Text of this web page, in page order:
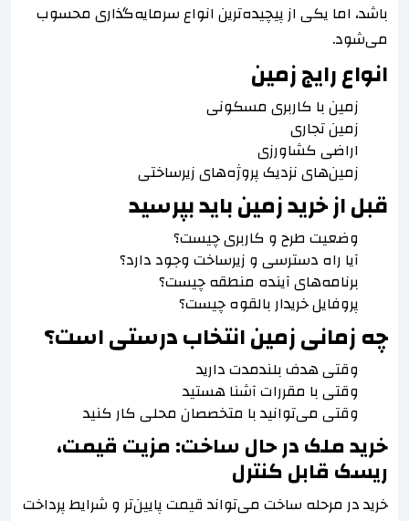
باشد، اما یکی از پیچیده‌ترین انواع سرمایه‌گذاری محسوب
می‌شود.
انواع رایج زمین
زمین با کاربری مسکونی
زمین تجاری
اراضی کشاورزی
زمین‌های نزدیک پروژه‌های زیرساختی
قبل از خرید زمین باید بپرسید
وضعیت طرح و کاربری چیست؟
آیا راه دسترسی و زیرساخت وجود دارد؟
برنامه‌های آینده منطقه چیست؟
پروفایل خریدار بالقوه چیست؟
چه زمانی زمین انتخاب درستی است؟
وقتی هدف بلندمدت دارید
وقتی با مقررات آشنا هستید
وقتی می‌توانید با متخصصان محلی کار کنید
خرید ملک در حال ساخت: مزیت قیمت،
ریسک قابل کنترل
خرید در مرحله ساخت می‌تواند قیمت پایین‌تر و شرایط پرداخت